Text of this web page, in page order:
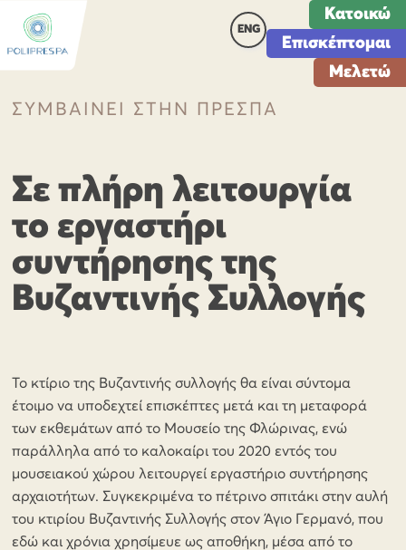
ENG
Κατοικώ
Επισκέπτομαι
Μελετώ
ΣΥΜΒΑΙΝΕΙ ΣΤΗΝ ΠΡΕΣΠΑ
Σε πλήρη λειτουργία
το εργαστήρι
συντήρησης της
Βυζαντινής Συλλογής
Το κτίριο της Βυζαντινής συλλογής θα είναι σύντομα
έτοιμο να υποδεχτεί επισκέπτες μετά και τη μεταφορά
των εκθεμάτων από το Μουσείο της Φλώρινας, ενώ
παράλληλα από το καλοκαίρι του 2020 εντός του
μουσειακού χώρου λειτουργεί εργαστήριο συντήρησης
αρχαιοτήτων. Συγκεκριμένα το πέτρινο σπιτάκι στην αυλή
του κτιρίου Βυζαντινής Συλλογής στον Άγιο Γερμανό, που
εδώ και χρόνια χρησίμευε ως αποθήκη, μέσα από το